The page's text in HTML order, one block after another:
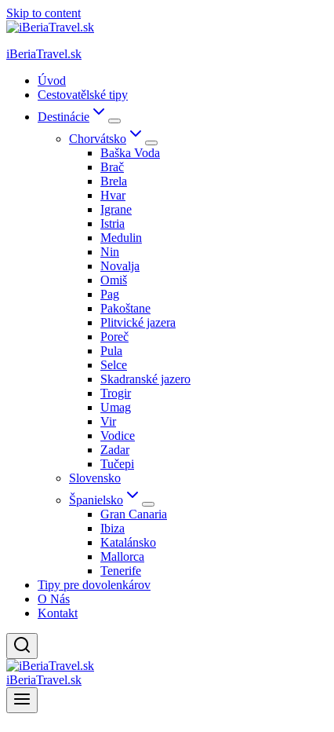
Skip to content
iBeriaTravel.sk
Úvod
Cestovatělské tipy
Destinácie
Chorvátsko
Baška Voda
Brač
Brela
Hvar
Igrane
Istria
Medulin
Nin
Novalja
Omiš
Pag
Pakoštane
Plitvické jazera
Poreč
Pula
Selce
Skadranské jazero
Trogir
Umag
Vir
Vodice
Zadar
Tučepi
Slovensko
Španielsko
Gran Canaria
Ibiza
Katalánsko
Mallorca
Tenerife
Tipy pre dovolenkárov
O Nás
Kontakt
iBeriaTravel.sk